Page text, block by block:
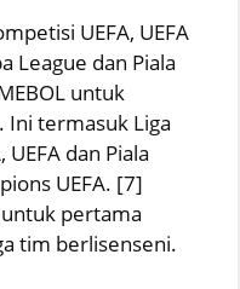
UEFA, UEFA
League dan Piala
untuk
Ini termasuk Liga
UEFA dan Piala
UEFA. [7]
pertama
tim berlisenseni.